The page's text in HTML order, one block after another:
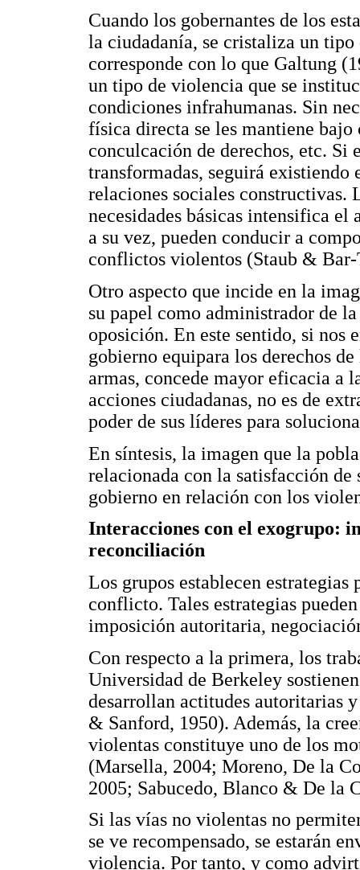
Cuando los gobernantes de los
la ciudadanía, se cristaliza un
corresponde con lo que Galtung
un tipo de violencia que se
condiciones infrahumanas. Sin
física directa se les mantiene
conculcación de derechos, etc. Si
transformadas, seguirá existiendo
relaciones sociales constructivas.
necesidades básicas intensifica
a su vez, pueden conducir a
conflictos violentos (Staub &
Otro aspecto que incide en la
su papel como administrador de
oposición. En este sentido, si nos
gobierno equipara los derechos
armas, concede mayor eficacia a
acciones ciudadanas, no es de
poder de sus líderes para
En síntesis, la imagen que la
relacionada con la satisfacción de
gobierno en relación con los
Interacciones con el exogrupo:
reconciliación
Los grupos establecen
conflicto. Tales estrategias
imposición autoritaria,
Con respecto a la primera, los
Universidad de Berkeley
desarrollan actitudes autoritarias
& Sanford, 1950). Además, la
violentas constituye uno de los
(Marsella, 2004; Moreno, De la
2005; Sabucedo, Blanco & De la
Si las vías no violentas no
se ve recompensado, se estarán
violencia. Por tanto, y como